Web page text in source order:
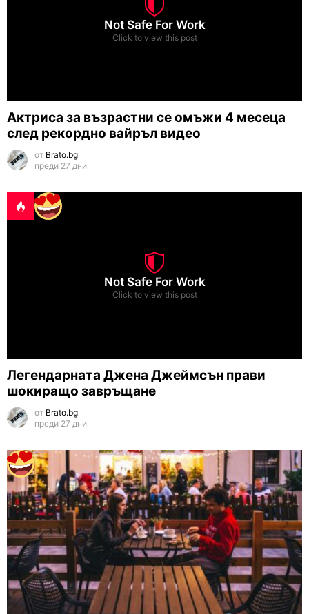
Not Safe For Work
Click to view this post
Актриса за възрастни се омъжи 4 месеца
след рекордно вайръл видео
от Brato.bg
преди 27 дни
Not Safe For Work
Click to view this post
Легендарната Джена Джеймсън прави
шокиращо завръщане
от Brato.bg
преди 27 дни